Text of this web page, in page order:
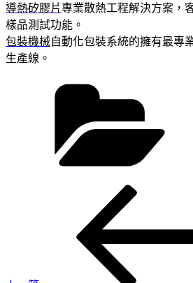
導熱矽膠片專業散熱工程解決方案，
樣品測試功能。
包裝機械自動化包裝系統的擁有最專
生產線。